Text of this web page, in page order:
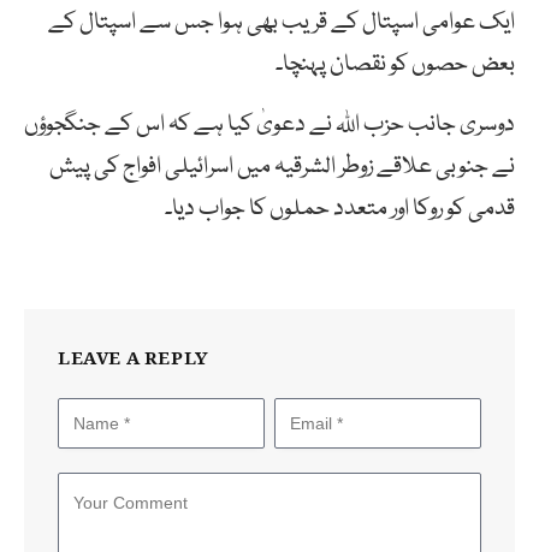
ایک عوامی اسپتال کے قریب بھی ہوا جس سے اسپتال کے
بعض حصوں کو نقصان پہنچا۔
دوسری جانب حزب اللہ نے دعویٰ کیا ہے کہ اس کے جنگجوؤں
نے جنوبی علاقے زوطر الشرقیہ میں اسرائیلی افواج کی پیش
قدمی کو روکا اور متعدد حملوں کا جواب دیا۔
LEAVE A REPLY